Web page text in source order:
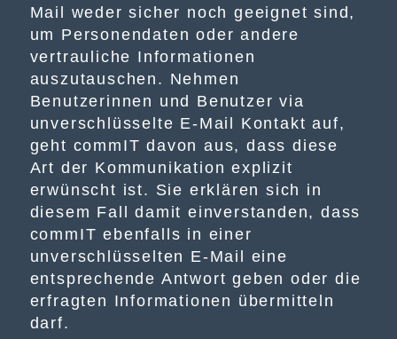
Mail weder sicher noch geeignet sind,
um Personendaten oder andere
vertrauliche Informationen
auszutauschen. Nehmen
Benutzerinnen und Benutzer via
unverschlüsselte E-Mail Kontakt auf,
geht commIT davon aus, dass diese
Art der Kommunikation explizit
erwünscht ist. Sie erklären sich in
diesem Fall damit einverstanden, dass
commIT ebenfalls in einer
unverschlüsselten E-Mail eine
entsprechende Antwort geben oder die
erfragten Informationen übermitteln
darf.